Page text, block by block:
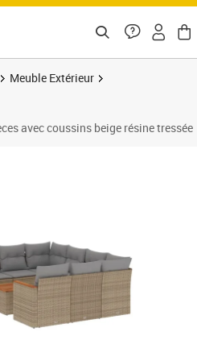
Meuble Extérieur
avec coussins beige résine tressée